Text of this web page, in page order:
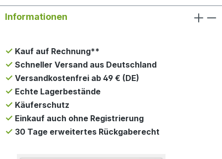
Informationen
Kauf auf Rechnung**
Schneller Versand aus Deutschland
Versandkostenfrei ab 49 € (DE)
Echte Lagerbestände
Käuferschutz
Einkauf auch ohne Registrierung
30 Tage erweitertes Rückgaberecht